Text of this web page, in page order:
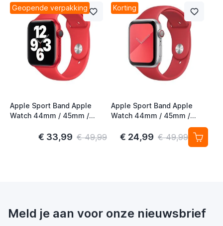
Geopende verpakking
Apple Sport Band Apple
Watch 44mm / 45mm /
Red 4th Gen€ 33,99 € 49,99
Korting
Apple Sport Band Apple
Watch 44mm / 45mm /
46mm / 49mm (PRODUCT)
Red 3rd Gen
€ 24,99 € 49,99
Meld je aan voor onze nieuwsbrief